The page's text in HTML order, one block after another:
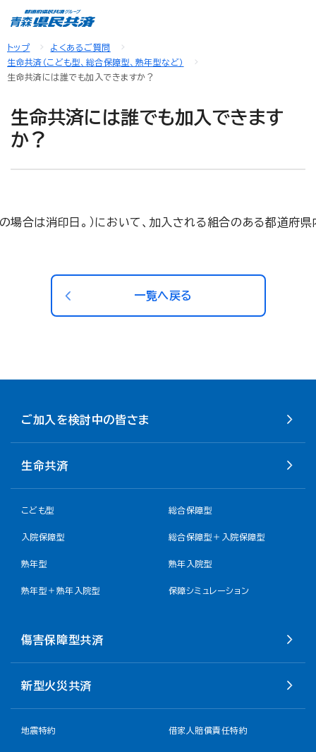
トップ
よくあるご質問
生命共済（こども型、総合保障型、熟年型など）
生命共済には誰でも加入できますか？
生命共済には誰でも加入できます
か？
場合は消印日。）において、加入される組合のある都道
一覧へ戻る
ご加入を検討中の皆さま
生命共済
こども型 総合保障型
入院保障型 総合保障型＋入院保障型
熟年型 熟年入院型
熟年型＋熟年入院型 保障シミュレーション
傷害保障型共済
新型火災共済
地震特約 借家人賠償責任特約